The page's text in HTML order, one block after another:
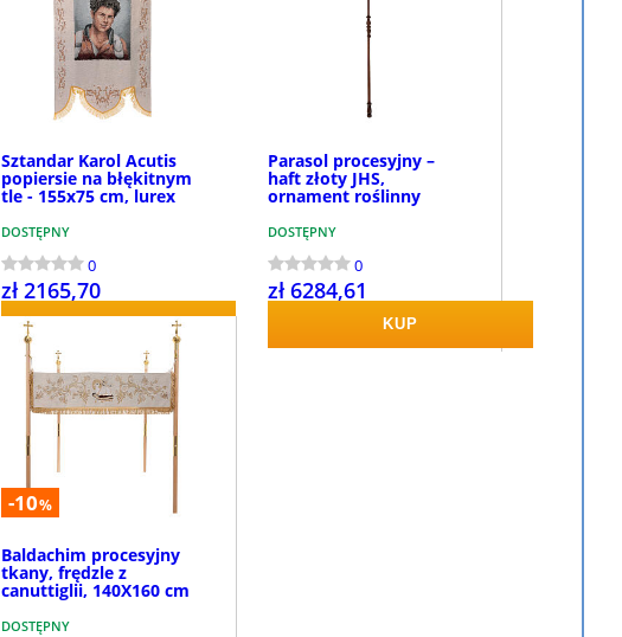
Sztandar Karol Acutis
popiersie na błękitnym
tle - 155x75 cm, lurex
DOSTĘPNY
0
zł 2165,70
Parasol procesyjny –
haft złoty JHS,
ornament roślinny
DOSTĘPNY
0
zł 6284,61
KUP
-10%
Baldachim procesyjny
tkany, frędzle z
canuttiglii, 140X160 cm
DOSTĘPNY